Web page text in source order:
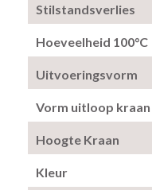
Stilstandsverlies
Hoeveelheid 100°C
Uitvoeringsvorm
Vorm uitloop kraan
Hoogte Kraan
Kleur